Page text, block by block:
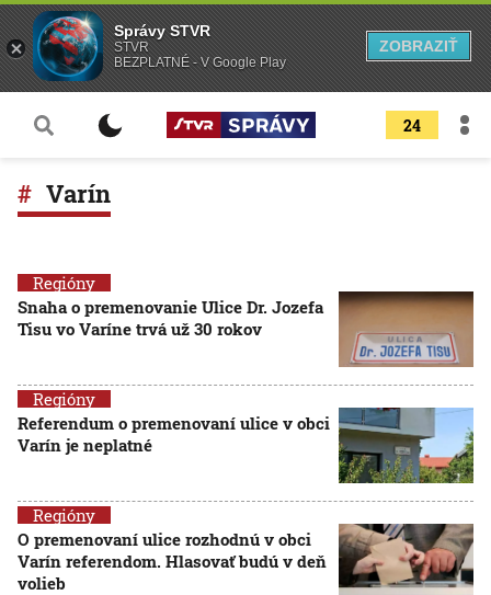
24
Varín
Regióny
Snaha o premenovanie Ulice Dr. Jozefa
Tisu vo Varíne trvá už 30 rokov
Regióny
Referendum o premenovaní ulice v obci
Varín je neplatné
Regióny
O premenovaní ulice rozhodnú v obci
Varín referendom. Hlasovať budú v deň
volieb
Správy STVR
STVR
BEZPLATNÉ - V Google Play
ZOBRAZIŤ